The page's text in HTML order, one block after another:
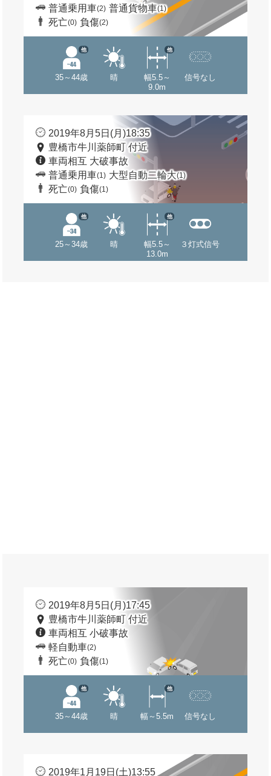
普通乗用車(2) 普通貨物車(1)
死亡(0) 負傷(2)
35～44歳
他
晴
幅5.5～
9.0m
他
信号なし
2019年8月5日(月)18:35
豊橋市牛川薬師町 付近
車両相互 大破事故
普通乗用車(1) 大型自動二輪大(1)
死亡(0) 負傷(1)
25～34歳
他
晴
幅5.5～
13.0m
他
３灯式信号
2019年8月5日(月)17:45
豊橋市牛川薬師町 付近
車両相互 小破事故
軽自動車(2)
死亡(0) 負傷(1)
35～44歳
他
晴 幅～5.5m
他
信号なし
2019年1月19日(土)13:55